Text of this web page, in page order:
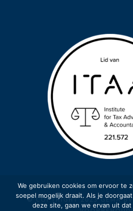
© COPYRIGHT 2023 GEMA BV
We gebruiken cookies om ervoor te
soepel mogelijk draait. Als je
deze site, gaan we ervan uit